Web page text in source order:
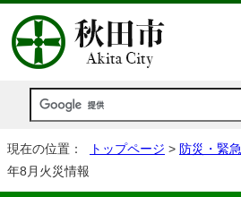
現在の位置： トップページ > 防災・緊急
年8月火災情報